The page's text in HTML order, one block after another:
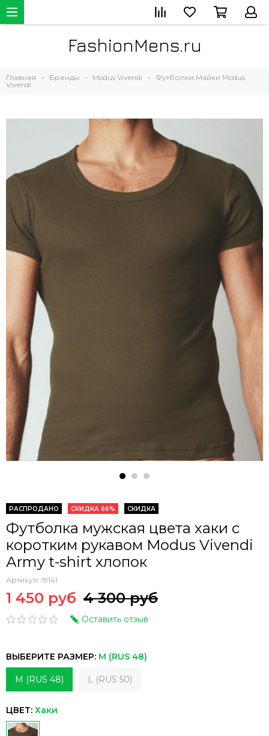
FashionMens.ru
Главная Бренды Modus Vivendi
Футболки Майки Modus
Vivendi
РАСПРОДАНО СКИДКА 66% СКИДКА
Футболка мужская цвета хаки с
коротким рукавом Modus Vivendi
Аrmy t-shirt хлопок
Артикул: 19141
1 450 руб 4 300 руб
Оставить отзыв
ВЫБЕРИТЕ РАЗМЕР: M (RUS 48)
M (RUS 48) L (RUS 50)
ЦВЕТ: Хаки